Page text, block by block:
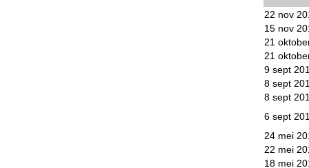
22 nov
15 nov
21
21
9 sept
8 sept
8 sept
6 sept
24 mei
22 mei
18 mei